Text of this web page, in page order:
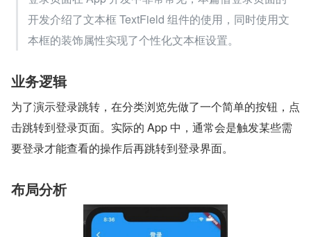
开发介绍了文本框 TextField 组件的使用，同时使用文
本框的装饰属性实现了个性化文本框设置。
业务逻辑
为了演示登录跳转，在分类浏览先做了一个简单的按钮，点
击跳转到登录页面。实际的 App 中，通常会是触发某些需
要登录才能查看的操作后再跳转到登录界面。
布局分析